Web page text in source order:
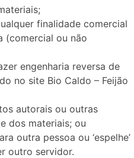
finalidade comercial
(comercial ou não
engenharia reversa de
no site Bio Caldo – Feijão
autorais ou outras
dos materiais; ou
outra pessoa ou ‘espelhe’
outro servidor.